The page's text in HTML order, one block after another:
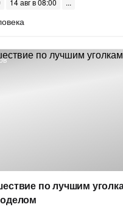
14 авг в 08:00
по лучшим